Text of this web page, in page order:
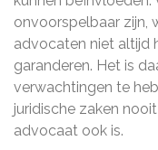
onvoorspelbaar zijn,
advocaten niet altijd
garanderen. Het is
verwachtingen te
juridische zaken
advocaat ook is.